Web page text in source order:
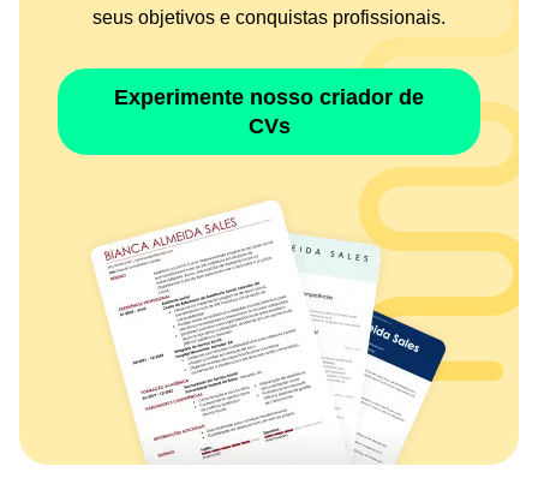
seus objetivos e conquistas profissionais.
Experimente nosso criador de
CVs